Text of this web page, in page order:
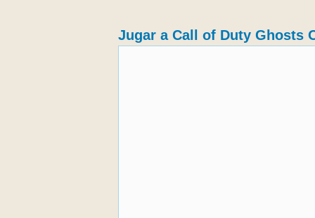
Jugar a Call of Duty Ghosts